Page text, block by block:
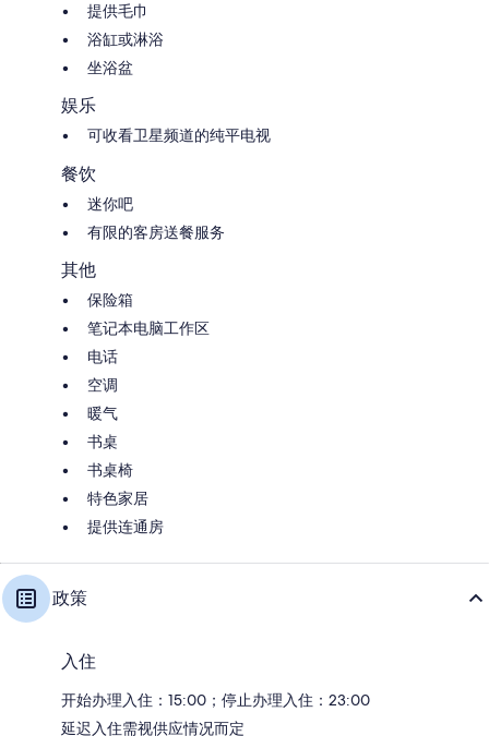
提供毛巾
浴缸或淋浴
坐浴盆
娱乐
可收看卫星频道的纯平电视
餐饮
迷你吧
有限的客房送餐服务
其他
保险箱
笔记本电脑工作区
电话
空调
暖气
书桌
书桌椅
特色家居
提供连通房
政策
入住
开始办理入住：15:00；停止办理入住：23:00
延迟入住需视供应情况而定